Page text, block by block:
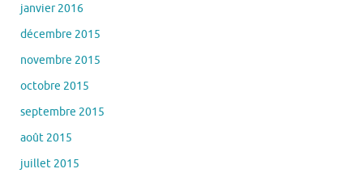
janvier 2016
décembre 2015
novembre 2015
octobre 2015
septembre 2015
août 2015
juillet 2015